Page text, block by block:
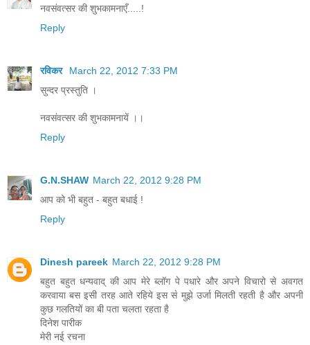
नवसंवत्सर की शुभकामनाएँ.....!
Reply
रविकर
March 22, 2012 7:33 PM
सुन्दर प्रस्तुति ।
नवसंवत्सर की शुभकामनायें ।।
Reply
G.N.SHAW March 22, 2012 9:28 PM
आप को भी बहुत - बहुत बधाई !
Reply
Dinesh pareek March 22, 2012 9:28 PM
बहुत बहुत धन्यवाद् की आप मेरे ब्लॉग पे पधारे और अपने विचारो से अवगत
करवाया बस इसी तरह आते रहिये इस से मुझे उर्जा मिलती रहती है और अपनी
कुछ गलतियों का बी पता चलता रहता है
दिनेश पारीक
मेरी नई रचना